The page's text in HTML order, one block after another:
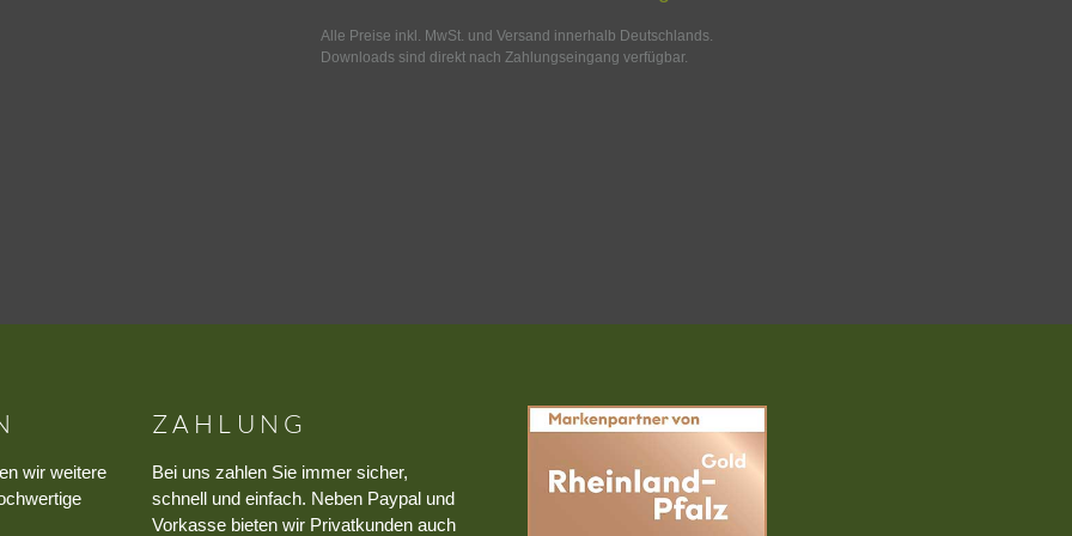
Alle Preise inkl. MwSt. und Versand innerhalb Deutschlands.
Downloads sind direkt nach Zahlungseingang verfügbar.
wir weitere
ZAHLUNG
Bei uns zahlen Sie immer sicher,
schnell und einfach. Neben Paypal und
Vorkasse bieten wir Privatkunden auch